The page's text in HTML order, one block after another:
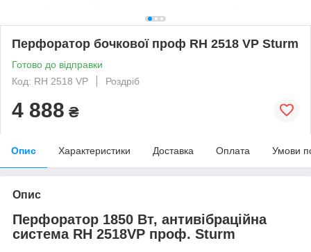
Перфоратор бочкової проф RH 2518 VP Sturm
Готово до відправки
Код: RH 2518 VP
Роздріб
4 888 ₴
Опис Характеристики Доставка Оплата Умови
Опис
Перфоратор 1850 Вт, антивібраційна
система RH 2518VP проф. Sturm